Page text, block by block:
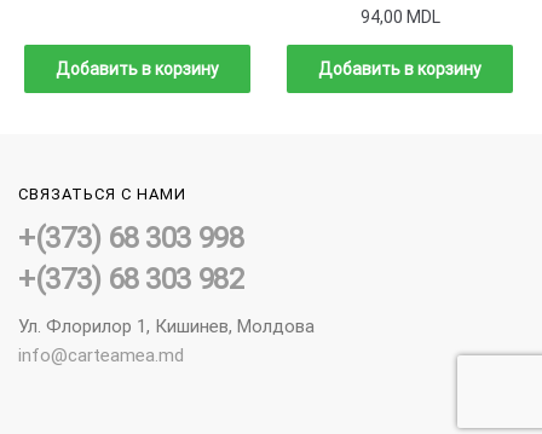
Добавить в корзину
94,00 MDL
Добавить в корзину
СВЯЗАТЬСЯ С НАМИ
+(373) 68 303 998
+(373) 68 303 982
Ул. Флорилор 1, Кишинев, Молдова
info@carteamea.md